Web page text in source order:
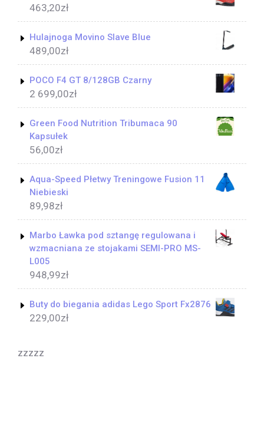
463,20zł
Hulajnoga Movino Slave Blue
489,00zł
POCO F4 GT 8/128GB Czarny
2 699,00zł
Green Food Nutrition Tribumaca 90
Kapsułek
56,00zł
Aqua-Speed Płetwy Treningowe Fusion 11
Niebieski
89,98zł
Marbo Ławka pod sztangę regulowana i
wzmacniana ze stojakami SEMI-PRO MS-
L005
948,99zł
Buty do biegania adidas Lego Sport Fx2876
229,00zł
zzzzz